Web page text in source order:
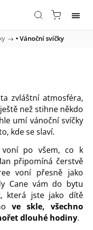
/ • Vánoční svíčky
zvláštní atmosféra,
než stihne někdo
umí vánoční svíčky
kde se slaví.
po všem, co k
připomíná čerstvě
voní přesně jako
Cane vám do bytu
která jste jako dítě
ve skle, všechno
dlouhé hodiny.